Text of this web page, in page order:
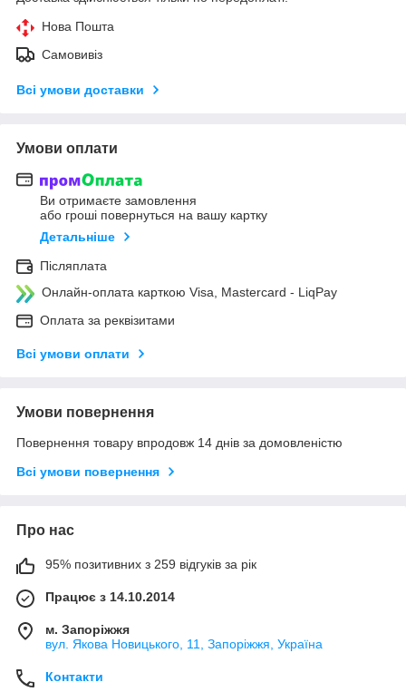
Нова Пошта
Самовивіз
Всі умови доставки
Умови оплати
Ви отримаєте замовлення
або гроші повернуться на вашу картку
Детальніше
Післяплата
Онлайн-оплата карткою Visa, Mastercard - LiqPay
Оплата за реквізитами
Всі умови оплати
Умови повернення
Повернення товару впродовж 14 днів за домовленістю
Всі умови повернення
Про нас
95% позитивних з 259 відгуків за рік
Працює з 14.10.2014
м. Запоріжжя
вул. Якова Новицького, 11, Запоріжжя, Україна
Контакти